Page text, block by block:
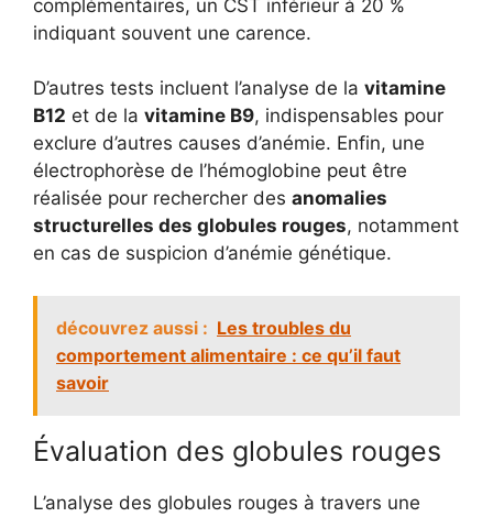
complémentaires, un CST inférieur à 20 %
indiquant souvent une carence.
D’autres tests incluent l’analyse de la vitamine
B12 et de la vitamine B9, indispensables pour
exclure d’autres causes d’anémie. Enfin, une
électrophorèse de l’hémoglobine peut être
réalisée pour rechercher des anomalies
structurelles des globules rouges, notamment
en cas de suspicion d’anémie génétique.
découvrez aussi : Les troubles du
comportement alimentaire : ce qu’il faut
savoir
Évaluation des globules rouges
L’analyse des globules rouges à travers une